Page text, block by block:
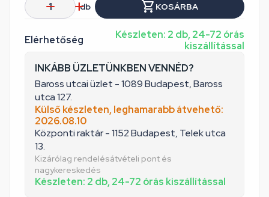
Elérhetőség
Készleten: 2 db, 24-72 órás
kiszállítással
INKÁBB ÜZLETÜNKBEN VENNÉD?
Baross utcai üzlet - 1089 Budapest, Baross
utca 127.
Külső készleten, leghamarabb átvehető:
2026.08.10
Központi raktár - 1152 Budapest, Telek utca
13.
Kizárólag rendelésátvételi pont és
nagykereskedés
Készleten: 2 db, 24-72 órás kiszállítással
db
KOSÁRBA